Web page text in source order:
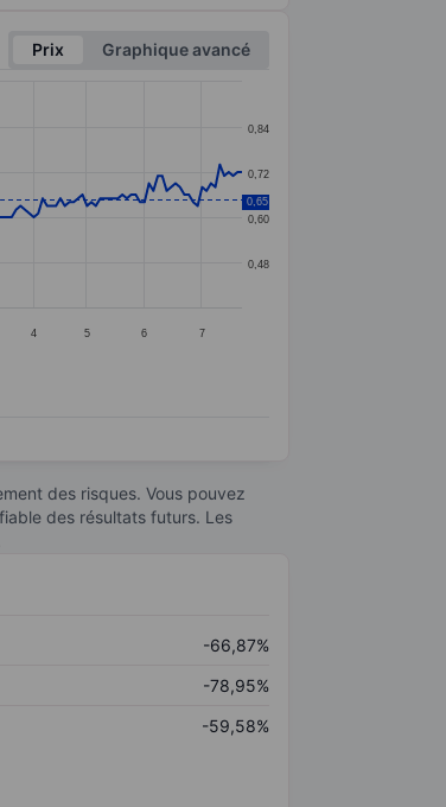
Prix
Graphique avancé
4 5 6 7
0,48
0,60
0,72
0,84
0,65
des risques. Vous pouvez
des résultats futurs. Les
-66,87%
-78,95%
-59,58%